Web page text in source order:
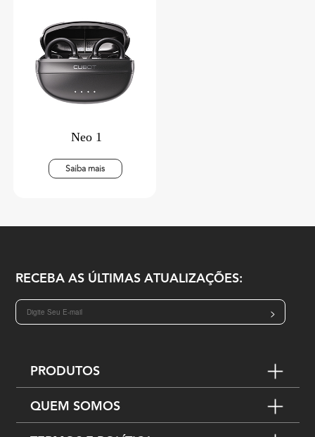
Neo 1
Saiba mais
RECEBA AS ÚLTIMAS ATUALIZAÇÕES:
>
PRODUTOS
QUEM SOMOS